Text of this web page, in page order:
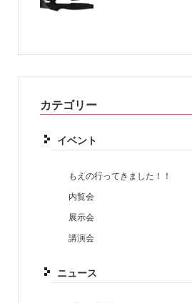
カテゴリー
イベント
もえの行ってきました！！
内覧会
展示会
講演会
ニュース